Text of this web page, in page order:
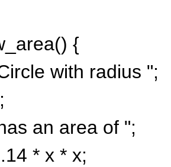
{
with radius ";
an area of ";
* x * x;